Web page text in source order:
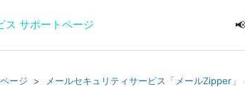
ス サポートページ 📢
ージ メールセキュリティサービス「メールZipper」